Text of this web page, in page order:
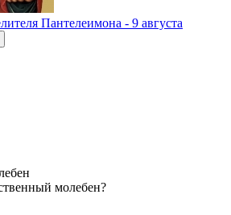
Пантелеимона - 9 августа
молебен?